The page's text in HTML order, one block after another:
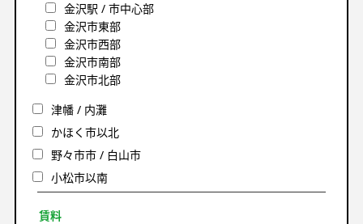
金沢駅 / 市中心部
金沢市東部
金沢市西部
金沢市南部
金沢市北部
津幡 / 内灘
かほく市以北
野々市市 / 白山市
小松市以南
賃料